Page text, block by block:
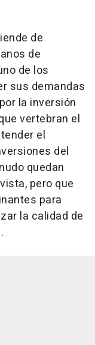
de
de
de los
sus demandas
la inversión
vertebran el
el
del
quedan
pero que
para
la calidad de